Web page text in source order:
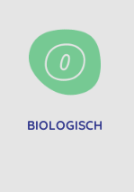
BIOLOGISCH